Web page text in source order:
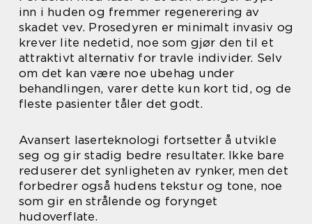
inn i huden og fremmer regenerering av
skadet vev. Prosedyren er minimalt invasiv og
krever lite nedetid, noe som gjør den til et
attraktivt alternativ for travle individer. Selv
om det kan være noe ubehag under
behandlingen, varer dette kun kort tid, og de
fleste pasienter tåler det godt.
Avansert laserteknologi fortsetter å utvikle
seg og gir stadig bedre resultater. Ikke bare
reduserer det synligheten av rynker, men det
forbedrer også hudens tekstur og tone, noe
som gir en strålende og forynget
hudoverflate.